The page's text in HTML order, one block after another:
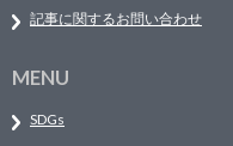
記事に関するお問い合わせ
MENU
SDGs